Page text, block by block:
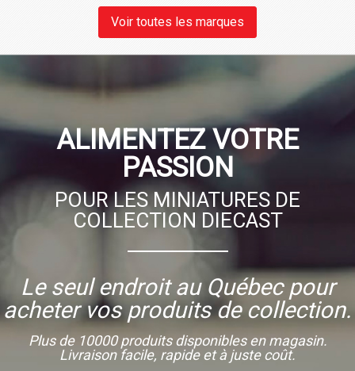
Voir toutes les marques
ALIMENTEZ VOTRE
PASSION
POUR LES MINIATURES DE
COLLECTION DIECAST
Le seul endroit au Québec pour
acheter vos produits de collection.
Plus de 10000 produits disponibles en magasin.
Livraison facile, rapide et à juste coût.